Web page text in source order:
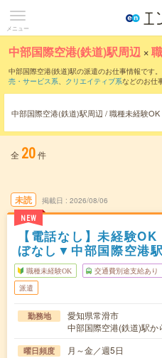
メニュー
中部国際空港(鉄道)駅周辺 ×
中部国際空港(鉄道)駅の派遣のお仕事情報です。
売・サービス系、 クリエイティブ系などのお仕
中部国際空港(鉄道)駅周辺 / 職種未経験OK
全 20件
未読
NEW
掲載日 2026/08/06
【電話なし】未経験
ぼなし▼中部国際空港
職種未経験OK 交通費別途支給あり
派遣
勤務地
愛知県常滑市
中部国際空港(鉄道)駅か
曜日頻度 月～金／週5日